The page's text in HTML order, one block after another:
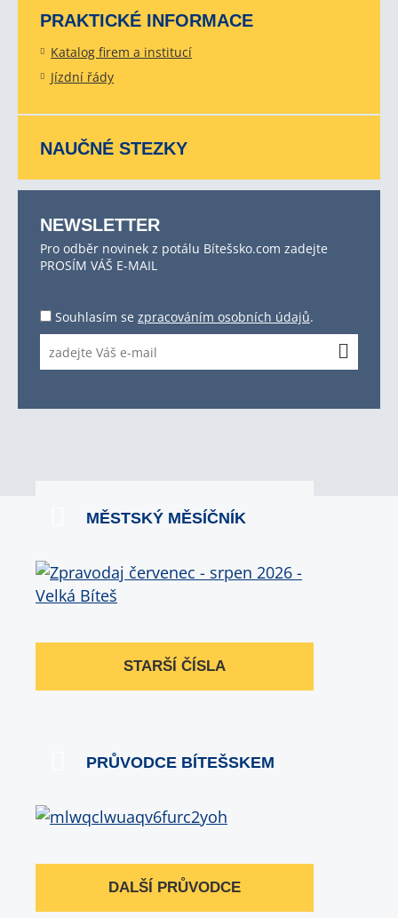
PRAKTICKÉ INFORMACE
Katalog firem a institucí
Jízdní řády
NAUČNÉ STEZKY
NEWSLETTER
Pro odběr novinek z potálu Bítešsko.com zadejte
PROSÍM VÁŠ E-MAIL
Souhlasím se zpracováním osobních údajů.
MĚSTSKÝ MĚSÍČNÍK
STARŠÍ ČÍSLA
PRŮVODCE BÍTEŠSKEM
DALŠÍ PRŮVODCE